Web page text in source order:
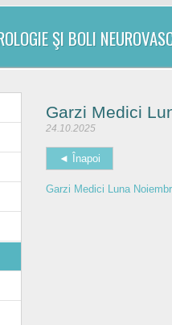
ŞI BOLI
Garzi Medici
24.10.2025
◄ Înapoi
Garzi Medici Luna